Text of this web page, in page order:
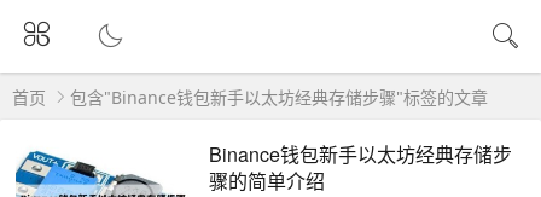
首页 包含"Binance钱包新手以太坊经典存储步骤"标签的文章
Binance钱包新手以太坊经典存储步
骤的简单介绍